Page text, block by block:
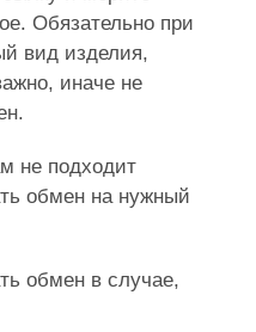
Обязательно при
вид изделия,
иначе не
не подходит
обмен на нужный
обмен в случае,